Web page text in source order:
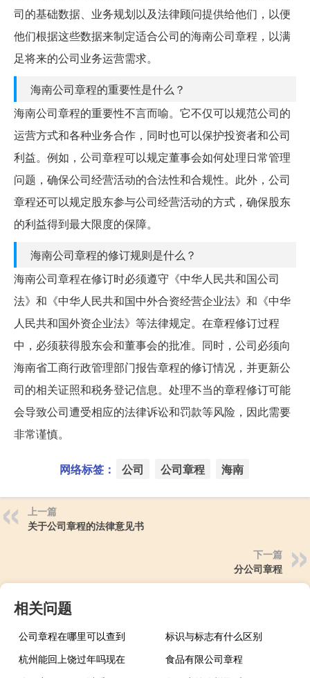
司的基础数据、业务规划以及法律顾问提供给他们，以便
他们根据这些数据来制定适合公司的海南公司章程，以满
足将来的公司业务运营需求。
海南公司章程的重要性是什么？
海南公司章程的重要性不言而喻。它不仅可以规范公司的
运营方式和各种业务合作，同时也可以保护投资者和公司
利益。例如，公司章程可以规定董事会如何处理日常管理
问题，确保公司经营活动的合法性和合规性。此外，公司
章程还可以规定股东参与公司经营活动的方式，确保股东
的利益得到最大限度的保障。
海南公司章程的修订规则是什么？
海南公司章程在修订时必须遵守《中华人民共和国公司
法》和《中华人民共和国中外合资经营企业法》和《中华
人民共和国外资企业法》等法律规定。在章程修订过程
中，必须获得股东会和董事会的批准。同时，公司必须向
海南省工商行政管理部门报告章程的修订情况，并更新公
司的相关证照和税务登记信息。处理不当的章程修订可能
会导致公司遭受相应的法律诉讼和罚款等风险，因此需要
非常谨慎。
网络标签： 公司 公司章程 海南
上一篇
关于公司章程的法律意见书
下一篇
分公司章程
相关问题
公司章程在哪里可以查到
标识与标志有什么区别
杭州能回上饶过年吗现在
食品有限公司章程